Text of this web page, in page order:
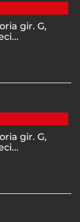
gir. G,
gir. G,